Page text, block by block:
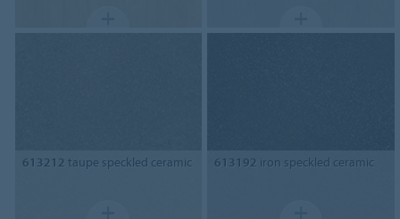
613212 taupe speckled ceramic 613192 iron speckled ceramic